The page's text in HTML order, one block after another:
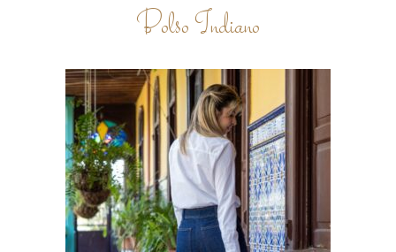
Bolso Indiano